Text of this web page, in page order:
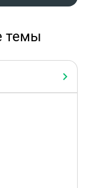
темы